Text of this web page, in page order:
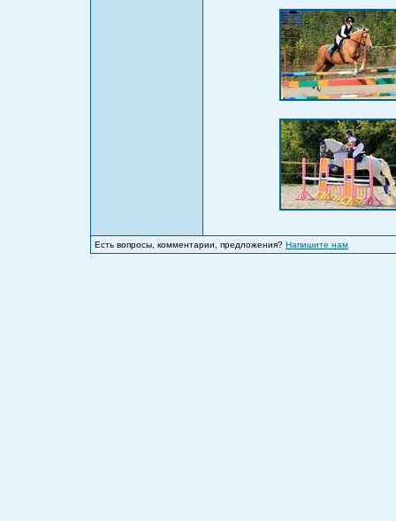
Есть вопросы, комментарии, предложения? Напишите нам